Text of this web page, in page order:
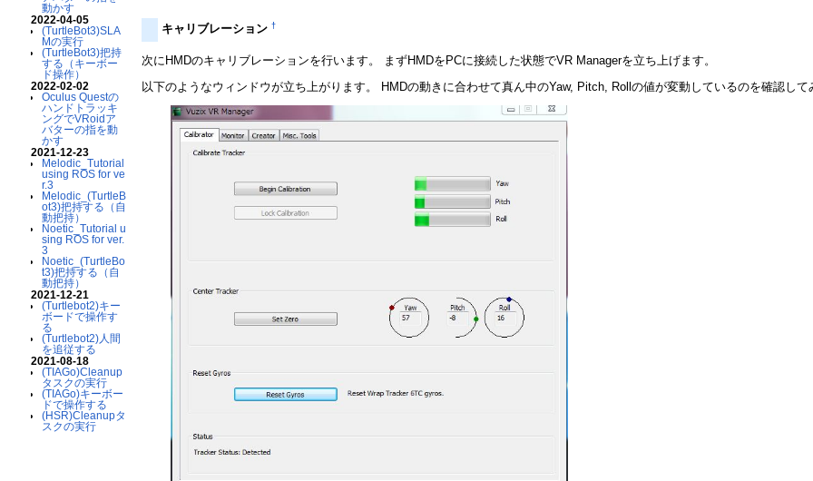
動かす
2022-04-05
(TurtleBot3)SLA
Mの実行
(TurtleBot3)把持
する（キーボー
ド操作）
2022-02-02
Oculus Questの
ハンドトラッキ
ングでVRoidア
バターの指を動
かす
2021-12-23
Melodic_Tutorial
using ROS for ve
r.3
Melodic_(TurtleB
ot3)把持する（自
動把持）
Noetic_Tutorial u
sing ROS for ver.
3
Noetic_(TurtleBo
t3)把持する（自
動把持）
2021-12-21
(Turtlebot2)キー
ボードで操作す
る
(Turtlebot2)人間
を追従する
2021-08-18
(TIAGo)Cleanup
タスクの実行
(TIAGo)キーボー
ドで操作する
(HSR)Cleanupタ
スクの実行
キャリブレーション†
次にHMDのキャリブレーションを行います。 まずHMDをPCに接続した状態でVR Managerを立ち上げます。
以下のようなウィンドウが立ち上がります。 HMDの動きに合わせて真ん中のYaw, Pitch, Rollの値が変動しているのを確認して